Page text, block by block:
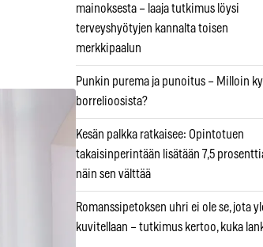
mainoksesta – laaja tutkimus löysi
terveyshyötyjen kannalta toisen
merkkipaalun
Punkin purema ja punoitus – Milloin
borrelioosista?
Kesän palkka ratkaisee: Opintotuen
takaisinperintään lisätään 7,5
näin sen välttää
Romanssipetoksen uhri ei ole se, jota
kuvitellaan – tutkimus kertoo, kuka